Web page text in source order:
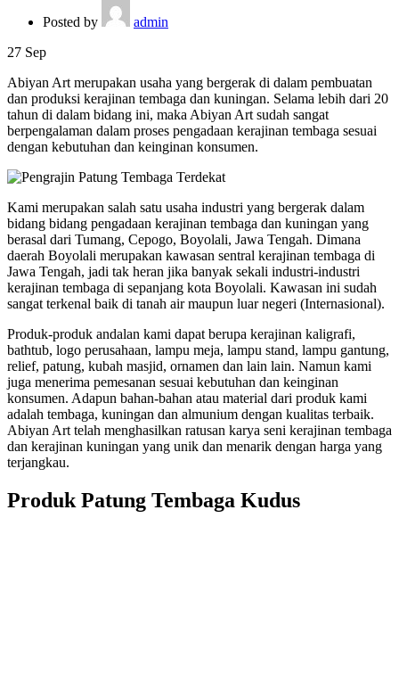
Posted by
admin
27 Sep
Abiyan Art merupakan usaha yang bergerak di dalam pembuatan
dan produksi kerajinan tembaga dan kuningan. Selama lebih dari 20
tahun di dalam bidang ini, maka Abiyan Art sudah sangat
berpengalaman dalam proses pengadaan kerajinan tembaga sesuai
dengan kebutuhan dan keinginan konsumen.
Kami merupakan salah satu usaha industri yang bergerak dalam
bidang bidang pengadaan kerajinan tembaga dan kuningan yang
berasal dari Tumang, Cepogo, Boyolali, Jawa Tengah. Dimana
daerah Boyolali merupakan kawasan sentral kerajinan tembaga di
Jawa Tengah, jadi tak heran jika banyak sekali industri-industri
kerajinan tembaga di sepanjang kota Boyolali. Kawasan ini sudah
sangat terkenal baik di tanah air maupun luar negeri (Internasional).
Produk-produk andalan kami dapat berupa kerajinan kaligrafi,
bathtub, logo perusahaan, lampu meja, lampu stand, lampu gantung,
relief, patung, kubah masjid, ornamen dan lain lain. Namun kami
juga menerima pemesanan sesuai kebutuhan dan keinginan
konsumen. Adapun bahan-bahan atau material dari produk kami
adalah tembaga, kuningan dan almunium dengan kualitas terbaik.
Abiyan Art telah menghasilkan ratusan karya seni kerajinan tembaga
dan kerajinan kuningan yang unik dan menarik dengan harga yang
terjangkau.
Produk Patung Tembaga Kudus